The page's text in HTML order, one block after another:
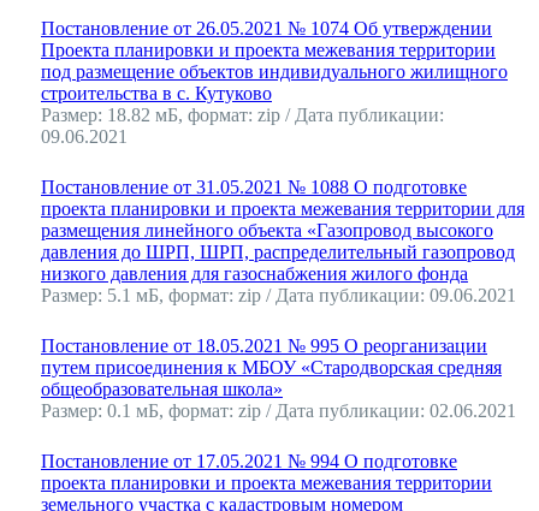
Постановление от 26.05.2021 № 1074 Об утверждении
Проекта планировки и проекта межевания территории
под размещение объектов индивидуального жилищного
строительства в с. Кутуково
Размер: 18.82 мБ, формат: zip / Дата публикации:
09.06.2021
Постановление от 31.05.2021 № 1088 О подготовке
проекта планировки и проекта межевания территории для
размещения линейного объекта «Газопровод высокого
давления до ШРП, ШРП, распределительный газопровод
низкого давления для газоснабжения жилого фонда
Размер: 5.1 мБ, формат: zip / Дата публикации: 09.06.2021
Постановление от 18.05.2021 № 995 О реорганизации
путем присоединения к МБОУ «Стародворская средняя
общеобразовательная школа»
Размер: 0.1 мБ, формат: zip / Дата публикации: 02.06.2021
Постановление от 17.05.2021 № 994 О подготовке
проекта планировки и проекта межевания территории
земельного участка с кадастровым номером